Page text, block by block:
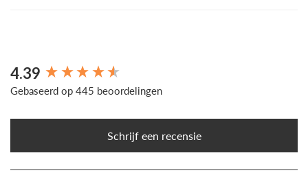
4.39
Gebaseerd op 445 beoordelingen
Schrijf een recensie
New content loaded